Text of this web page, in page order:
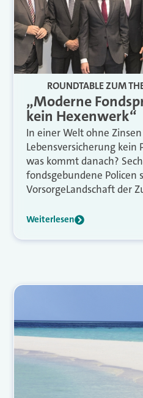
ROUNDTABLE ZUM
„Moderne
kein Hexenwerk“
In einer Welt ohne
Lebensversicherung kein
was kommt danach?
fondsgebundene Policen
Vorsorge­Landschaft der
Weiterlesen